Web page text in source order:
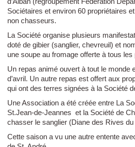
Sociétaires et environ 60 propriétaires
non chasseurs.
La Société organise plusieurs
doté de gibier (sanglier, chevreuil) et
une soupe au fromage offerte à tous les
Un repas animé ouvert à tout le monde
d’avril. Un autre repas est offert aux
qui ont des terres signées à la Société
Une Association a été créée entre La
St.Jean-de-Jeannes et la Société de
chasser le sanglier (Diane des Rives du
Cette saison a vu une autre entente